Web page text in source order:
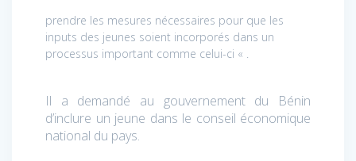
prendre les mesures nécessaires pour que les
inputs des jeunes soient incorporés dans un
processus important comme celui-ci « .
Il a demandé au gouvernement du Bénin
d’inclure un jeune dans le conseil économique
national du pays.